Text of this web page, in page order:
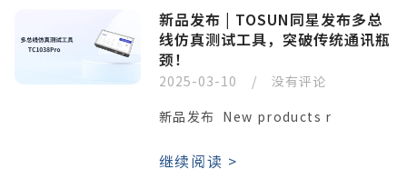
新品发布 | TOSUN同星发布多总
线仿真测试工具，突破传统通讯瓶
颈！
2025-03-10
没有评论
新品发布 New products r
继续阅读 >